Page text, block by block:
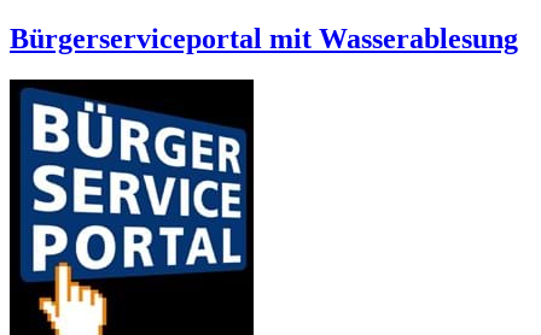
Bürgerserviceportal mit Wasserablesung